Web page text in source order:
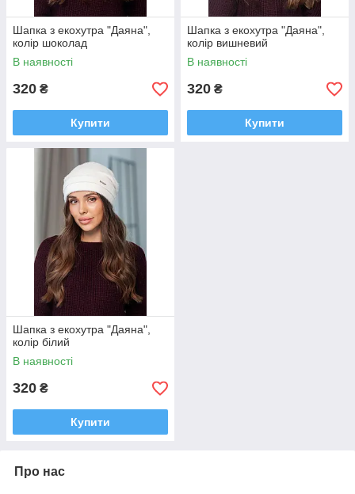
Шапка з екохутра "Даяна",
колір шоколад
В наявності
320 ₴
Купити
Шапка з екохутра "Даяна",
колір вишневий
В наявності
320 ₴
Купити
Шапка з екохутра "Даяна",
колір білий
В наявності
320 ₴
Купити
Про нас